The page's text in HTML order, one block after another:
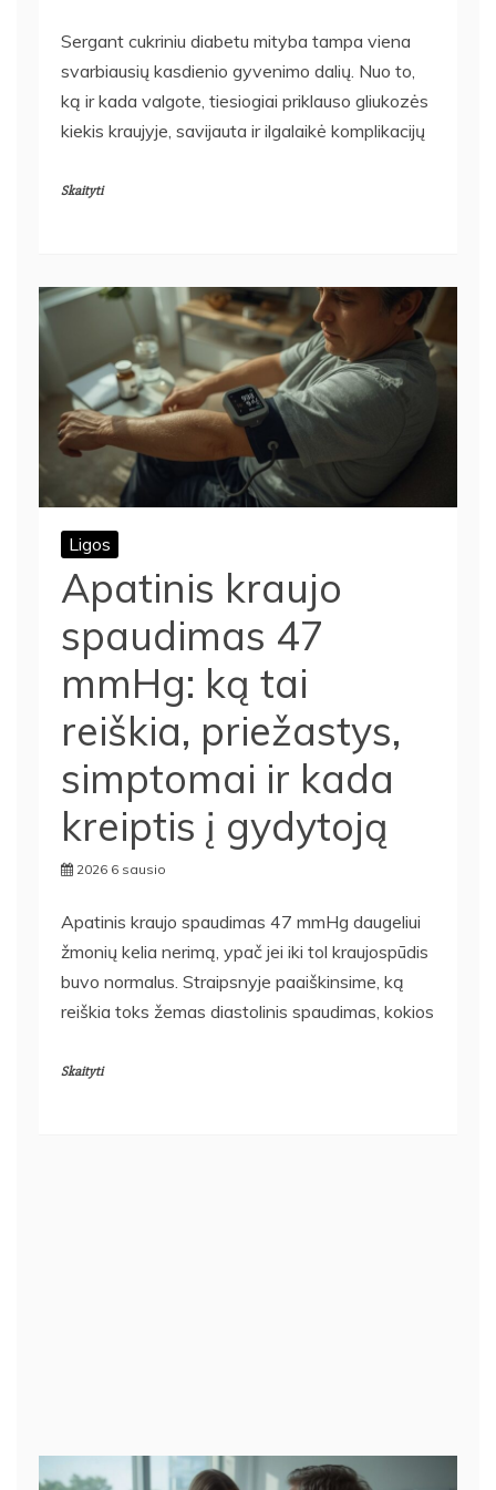
Sergant cukriniu diabetu mityba tampa viena
svarbiausių kasdienio gyvenimo dalių. Nuo to,
ką ir kada valgote, tiesiogiai priklauso gliukozės
kiekis kraujyje, savijauta ir ilgalaikė komplikacijų
Skaityti
Ligos
Apatinis kraujo
spaudimas 47
mmHg: ką tai
reiškia, priežastys,
simptomai ir kada
kreiptis į gydytoją
2026 6 sausio
Apatinis kraujo spaudimas 47 mmHg daugeliui
žmonių kelia nerimą, ypač jei iki tol kraujospūdis
buvo normalus. Straipsnyje paaiškinsime, ką
reiškia toks žemas diastolinis spaudimas, kokios
Skaityti